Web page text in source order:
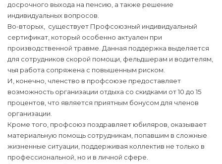
досрочного выхода на пенсию, а также решение
индивидуальных вопросов.
Во-вторых, существует Профсоюзный индивидуальный
сертификат, который особенно актуален при
производственной травме. Данная поддержка выделяется
для сотрудников скорой помощи, фельдшерам и водителям,
чья работа сопряжена с повышенным риском.
И, конечно, членство в профсоюзе предоставляет
возможность организации отдыха со скидками от 10 до 15
процентов, что является приятным бонусом для членов
организации.
Кроме того, профсоюз поздравляет юбиляров, оказывает
материальную помощь сотрудникам, попавшим в сложные
жизненные ситуации, поддерживая коллектив не только в
профессиональной, но и в личной сфере.